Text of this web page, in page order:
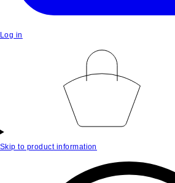
Log in
Skip to product information